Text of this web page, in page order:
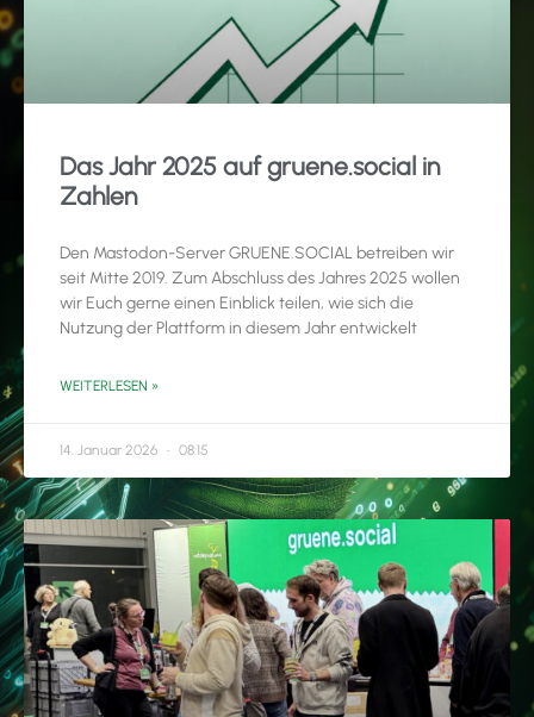
Das Jahr 2025 auf gruene.social in
Zahlen
Den Mastodon-Server GRUENE.SOCIAL betreiben wir
seit Mitte 2019. Zum Abschluss des Jahres 2025 wollen
wir Euch gerne einen Einblick teilen, wie sich die
Nutzung der Plattform in diesem Jahr entwickelt
WEITERLESEN »
14. Januar 2026 08:15